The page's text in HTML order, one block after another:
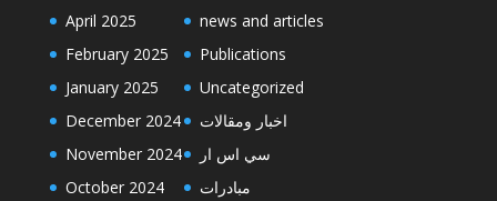
April 2025
February 2025
January 2025
December 2024
November 2024
October 2024
news and articles
Publications
Uncategorized
اخبار ومقالات
سي اس ار
مبادرات